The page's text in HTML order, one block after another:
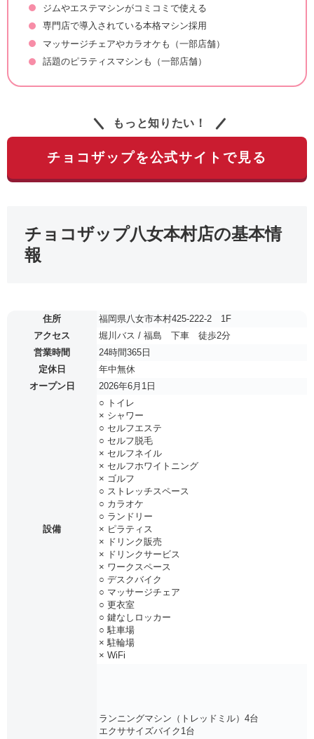
ジムやエステマシンがコミコミで使える
専門店で導入されている本格マシン採用
マッサージチェアやカラオケも（一部店舗）
話題のピラティスマシンも（一部店舗）
もっと知りたい！
チョコザップを公式サイトで見る
チョコザップ八女本村店の基本情
報
住所
福岡県八女市本村425-222-2 1F
アクセス
堀川バス / 福島 下車 徒歩2分
営業時間
24時間365日
定休日
年中無休
オープン日
2026年6月1日
設備
○ トイレ
× シャワー
○ セルフエステ
○ セルフ脱毛
× セルフネイル
× セルフホワイトニング
× ゴルフ
○ ストレッチスペース
○ カラオケ
○ ランドリー
× ピラティス
× ドリンク販売
× ドリンクサービス
× ワークスペース
○ デスクバイク
○ マッサージチェア
○ 更衣室
○ 鍵なしロッカー
○ 駐車場
× 駐輪場
× WiFi
ランニングマシン（トレッドミル）4台
エクササイズバイク1台